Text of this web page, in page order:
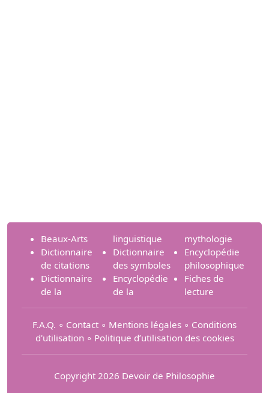
Beaux-Arts
Dictionnaire
de citations
Dictionnaire
de la
linguistique
Dictionnaire
des symboles
Encyclopédie
de la
mythologie
Encyclopédie
philosophique
Fiches de
lecture
F.A.Q. ∘ Contact ∘ Mentions légales ∘ Conditions
d'utilisation ∘ Politique d’utilisation des cookies
Copyright 2026 Devoir de Philosophie